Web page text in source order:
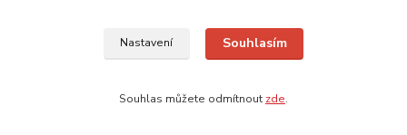
infrasystémy s.r.o. 2012-2019
Nastavení Souhlasím
Souhlas můžete odmítnout zde.